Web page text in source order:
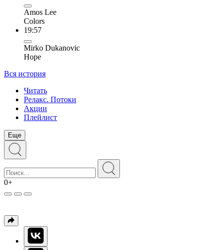
Amos Lee
Colors
19:57
Mirko Dukanovic
Hope
Вся история
Читать
Релакс. Потоки
Акции
Плейлист
Еще
0+